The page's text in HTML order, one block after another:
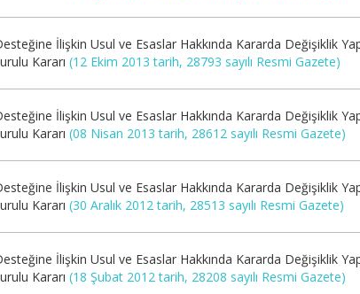
İlişkin Usul ve Esaslar Hakkında Kararda Değişiklik
Kararı (12 Ekim 2013 tarih, 28793 sayılı Resmi Gazete)
İlişkin Usul ve Esaslar Hakkında Kararda Değişiklik
Kararı (08 Nisan 2013 tarih, 28612 sayılı Resmi Gazete)
İlişkin Usul ve Esaslar Hakkında Kararda Değişiklik
Kararı (30 Aralık 2012 tarih, 28513 sayılı Resmi Gazete)
İlişkin Usul ve Esaslar Hakkında Kararda Değişiklik
Kararı (18 Şubat 2012 tarih, 28208 sayılı Resmi Gazete)